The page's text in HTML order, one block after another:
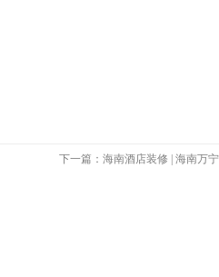
下一篇：海南酒店装修 | 海南万